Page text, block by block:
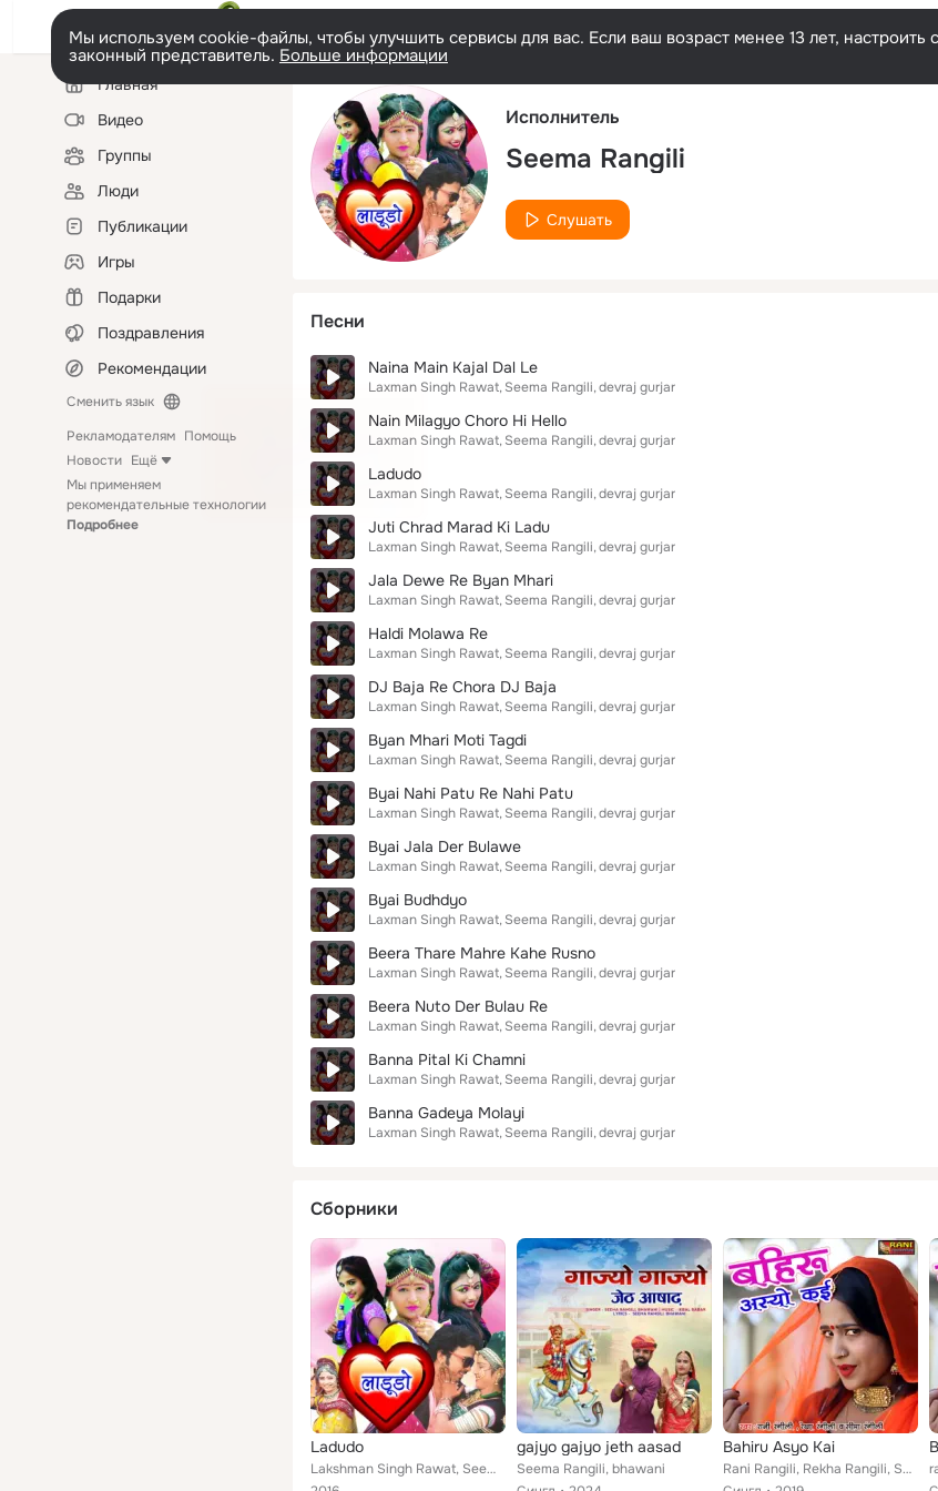
Мы используем cookie-файлы, чтобы улучшить сервисы для вас. Если ваш возраст менее 13 лет,
законный представитель. Больше информации
Левая
колонкаГлавная
Видео
Группы
Люди
Публикации
Игры
Подарки
Поздравления
Рекомендации
Сменить язык
Рекламодателям Помощь
Новости Ещё
Мы применяем
рекомендательные технологии
Подробнее
Исполнитель
Seema Rangili
Слушать
Песни
Naina Main Kajal Dal Le
Laxman Singh Rawat Seema Rangili devraj gurjar
Nain Milagyo Choro Hi Hello
Laxman Singh Rawat Seema Rangili devraj gurjar
Ladudo
Laxman Singh Rawat Seema Rangili devraj gurjar
Juti Chrad Marad Ki Ladu
Laxman Singh Rawat Seema Rangili devraj gurjar
Jala Dewe Re Byan Mhari
Laxman Singh Rawat Seema Rangili devraj gurjar
Haldi Molawa Re
Laxman Singh Rawat Seema Rangili devraj gurjar
DJ Baja Re Chora DJ Baja
Laxman Singh Rawat Seema Rangili devraj gurjar
Byan Mhari Moti Tagdi
Laxman Singh Rawat Seema Rangili devraj gurjar
Byai Nahi Patu Re Nahi Patu
Laxman Singh Rawat Seema Rangili devraj gurjar
Byai Jala Der Bulawe
Laxman Singh Rawat Seema Rangili devraj gurjar
Byai Budhdyo
Laxman Singh Rawat Seema Rangili devraj gurjar
Beera Thare Mahre Kahe Rusno
Laxman Singh Rawat Seema Rangili devraj gurjar
Beera Nuto Der Bulau Re
Laxman Singh Rawat Seema Rangili devraj gurjar
Banna Pital Ki Chamni
Laxman Singh Rawat Seema Rangili devraj gurjar
Banna Gadeya Molayi
Laxman Singh Rawat Seema Rangili devraj gurjar
Сборники
Ladudo
Lakshman Singh Rawat, Seema Rangili, Devram Gurjar
gajyo gajyo jeth aasad
Seema Rangili, bhawani
Bahiru Asyo Kai
Rani Rangili, Rekha Rangili, Seema Rangili